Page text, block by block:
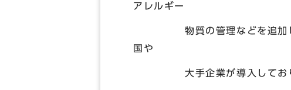
アレルギー
物質の管理などを追加した食
国や
大手企業が導入しており，